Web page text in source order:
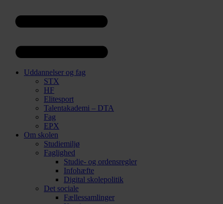
Uddannelser og fag
STX
HF
Elitesport
Talentakademi – DTA
Fag
EPX
Om skolen
Studiemiljø
Faglighed
Studie- og ordensregler
Infohæfte
Digital skolepolitik
Det sociale
Fællessamlinger